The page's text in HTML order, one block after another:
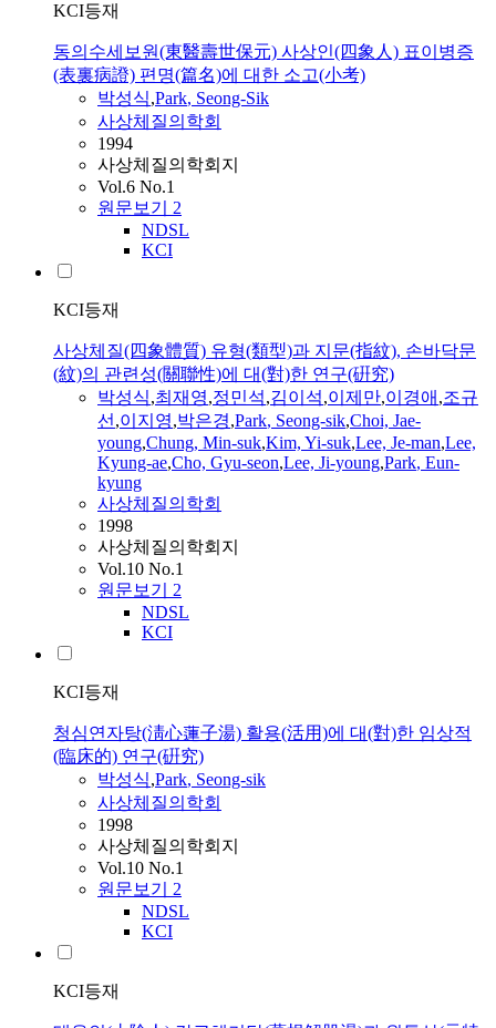
KCI등재
동의수세보원(東醫壽世保元) 사상인(四象人) 표이병증
(表裏病證) 편명(篇名)에 대한 소고(小考)
박성식,Park, Seong-Sik
사상체질의학회
1994
사상체질의학회지
Vol.6 No.1
원문보기 2
NDSL
KCI
KCI등재
사상체질(四象體質) 유형(類型)과 지문(指紋), 손바닥문
(紋)의 관련성(關聯性)에 대(對)한 연구(硏究)
박성식,최재영,정민석,김이석,이제만,이경애 ,조규
선,이지영,박은경,Park, Seong-sik,Choi, Jae-
young,Chung, Min-suk,Kim, Yi-suk,Lee, Je-man,Lee,
Kyung-ae,Cho, Gyu-seon,Lee, Ji-young,Park, Eun-
kyung
사상체질의학회
1998
사상체질의학회지
Vol.10 No.1
원문보기 2
NDSL
KCI
KCI등재
청심연자탕(淸心蓮子湯) 활용(活用)에 대(對)한 임상적
(臨床的) 연구(硏究)
박성식,Park, Seong-sik
사상체질의학회
1998
사상체질의학회지
Vol.10 No.1
원문보기 2
NDSL
KCI
KCI등재